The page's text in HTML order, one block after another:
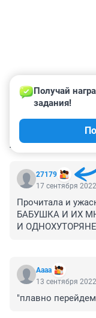
27179
Получай
задания!
17 сентября
Прочитала и
БАБУШКА И ИХ
И
РОДИЛСЯ МОЙ
РАССКАЗАМ Я
ПРОЖИВАЛО
СТАТЬЮ О
ВСПОМНИЛА
Аааа
13 сентября
"плавно